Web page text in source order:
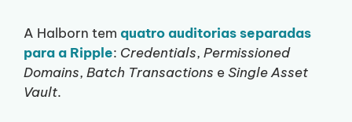
A Halborn tem quatro auditorias separadas
para a Ripple: Credentials, Permissioned
Domains, Batch Transactions eSingle Asset
Vault.